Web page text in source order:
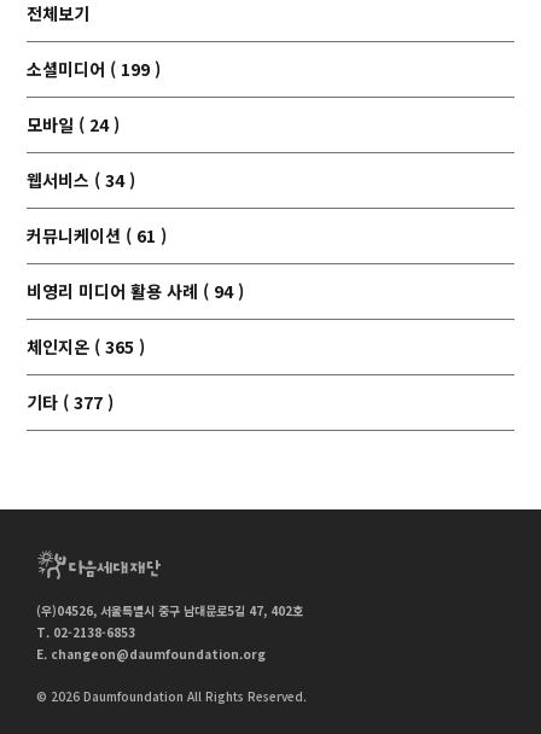
전체보기
소셜미디어 ( 199 )
모바일 ( 24 )
웹서비스 ( 34 )
커뮤니케이션 ( 61 )
비영리 미디어 활용 사례 ( 94 )
체인지온 ( 365 )
기타 ( 377 )
(우)04526, 서울특별시 중구 남대문로5길 47, 402호
T. 02-2138-6853
E. changeon@daumfoundation.org
© 2026 Daumfoundation All Rights Reserved.